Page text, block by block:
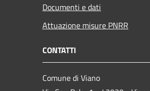
Documenti e dati
Attuazione misure PNRR
CONTATTI
Comune di Viano